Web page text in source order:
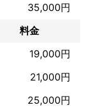
、各種団体）
ティなど
、懇親会、同窓会
35,000円
料金
19,000円
21,000円
25,000円